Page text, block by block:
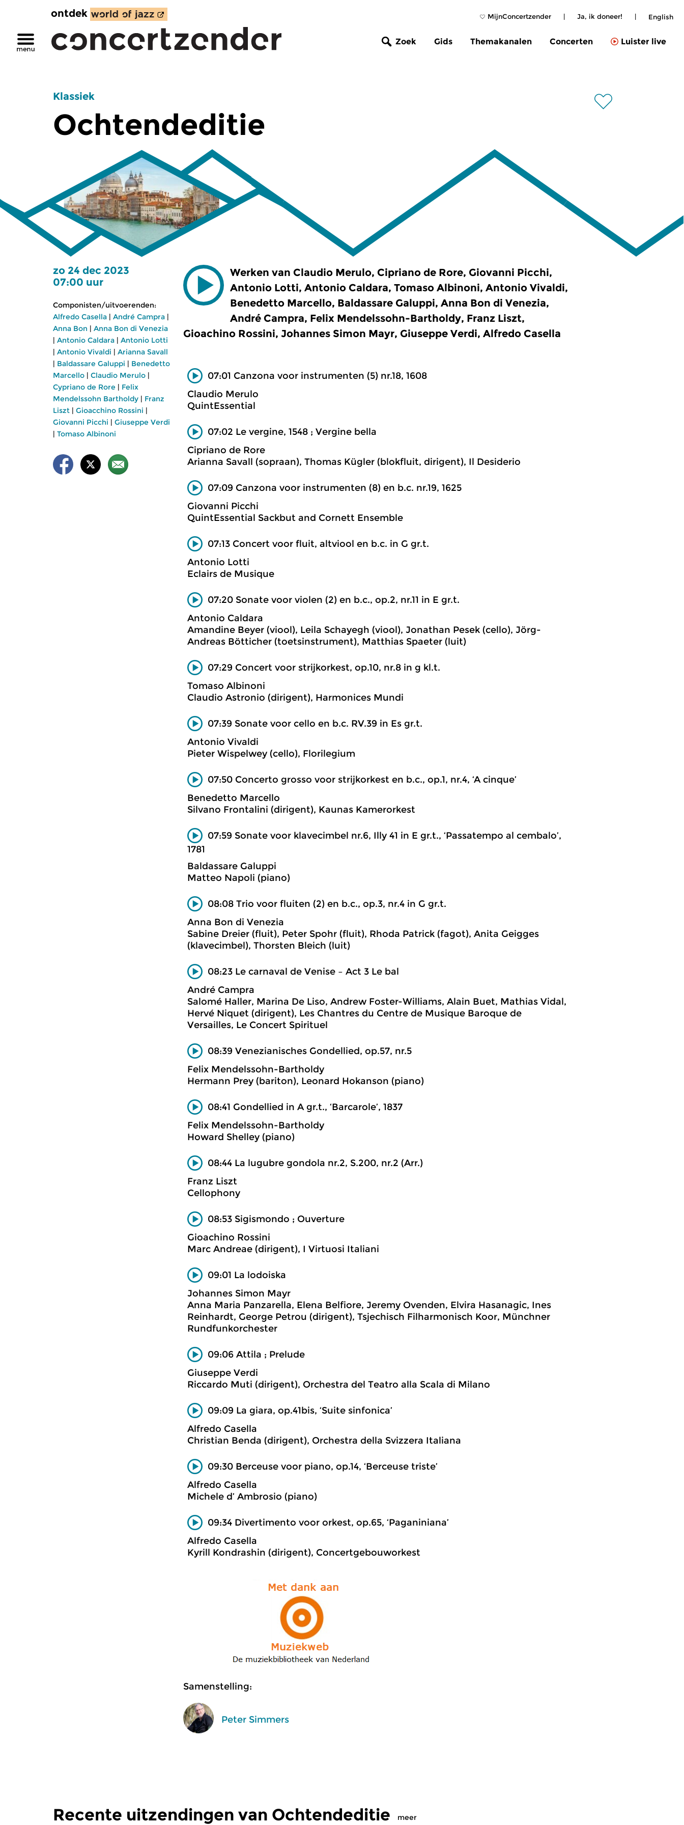
MijnConcertzender | Ja, ik doneer! | English
ontdek
Zoek Gids Themakanalen Concerten Luister live
Klassiek
Ochtendeditie
zo 24 dec 2023
07:00 uur
Componisten/uitvoerenden:
Alfredo Casella | André Campra |
Anna Bon | Anna Bon di Venezia
| Antonio Caldara | Antonio Lotti
| Antonio Vivaldi | Arianna Savall
| Baldassare Galuppi | Benedetto
Marcello | Claudio Merulo |
Cypriano de Rore | Felix
Mendelssohn Bartholdy | Franz
Liszt | Gioacchino Rossini |
Giovanni Picchi | Giuseppe Verdi
| Tomaso Albinoni
Werken van Claudio Merulo, Cipriano de Rore, Giovanni Picchi,
Antonio Lotti, Antonio Caldara, Tomaso Albinoni, Antonio Vivaldi,
Benedetto Marcello, Baldassare Galuppi, Anna Bon di Venezia,
André Campra, Felix Mendelssohn-Bartholdy, Franz Liszt,
Gioachino Rossini, Johannes Simon Mayr, Giuseppe Verdi, Alfredo Casella
07:01 Canzona voor instrumenten (5) nr.18, 1608
Claudio Merulo
QuintEssential
07:02 Le vergine, 1548 ; Vergine bella
Cipriano de Rore
Arianna Savall (sopraan), Thomas Kügler (blokfluit, dirigent), Il Desiderio
07:09 Canzona voor instrumenten (8) en b.c. nr.19, 1625
Giovanni Picchi
QuintEssential Sackbut and Cornett Ensemble
07:13 Concert voor fluit, altviool en b.c. in G gr.t.
Antonio Lotti
Eclairs de Musique
07:20 Sonate voor violen (2) en b.c., op.2, nr.11 in E gr.t.
Antonio Caldara
Amandine Beyer (viool), Leila Schayegh (viool), Jonathan Pesek (cello), Jörg-
Andreas Bötticher (toetsinstrument), Matthias Spaeter (luit)
07:29 Concert voor strijkorkest, op.10, nr.8 in g kl.t.
Tomaso Albinoni
Claudio Astronio (dirigent), Harmonices Mundi
07:39 Sonate voor cello en b.c. RV.39 in Es gr.t.
Antonio Vivaldi
Pieter Wispelwey (cello), Florilegium
07:50 Concerto grosso voor strijkorkest en b.c., op.1, nr.4, ‘A cinque’
Benedetto Marcello
Silvano Frontalini (dirigent), Kaunas Kamerorkest
07:59 Sonate voor klavecimbel nr.6, Illy 41 in E gr.t., ‘Passatempo al cembalo’,
1781
Baldassare Galuppi
Matteo Napoli (piano)
08:08 Trio voor fluiten (2) en b.c., op.3, nr.4 in G gr.t.
Anna Bon di Venezia
Sabine Dreier (fluit), Peter Spohr (fluit), Rhoda Patrick (fagot), Anita Geigges
(klavecimbel), Thorsten Bleich (luit)
08:23 Le carnaval de Venise – Act 3 Le bal
André Campra
Salomé Haller, Marina De Liso, Andrew Foster-Williams, Alain Buet, Mathias Vidal,
Hervé Niquet (dirigent), Les Chantres du Centre de Musique Baroque de
Versailles, Le Concert Spirituel
08:39 Venezianisches Gondellied, op.57, nr.5
Felix Mendelssohn-Bartholdy
Hermann Prey (bariton), Leonard Hokanson (piano)
08:41 Gondellied in A gr.t., ‘Barcarole’, 1837
Felix Mendelssohn-Bartholdy
Howard Shelley (piano)
08:44 La lugubre gondola nr.2, S.200, nr.2 (Arr.)
Franz Liszt
Cellophony
08:53 Sigismondo ; Ouverture
Gioachino Rossini
Marc Andreae (dirigent), I Virtuosi Italiani
09:01 La lodoiska
Johannes Simon Mayr
Anna Maria Panzarella, Elena Belfiore, Jeremy Ovenden, Elvira Hasanagic, Ines
Reinhardt, George Petrou (dirigent), Tsjechisch Filharmonisch Koor, Münchner
Rundfunkorchester
09:06 Attila ; Prelude
Giuseppe Verdi
Riccardo Muti (dirigent), Orchestra del Teatro alla Scala di Milano
09:09 La giara, op.41bis, ‘Suite sinfonica’
Alfredo Casella
Christian Benda (dirigent), Orchestra della Svizzera Italiana
09:30 Berceuse voor piano, op.14, ‘Berceuse triste’
Alfredo Casella
Michele d’ Ambrosio (piano)
09:34 Divertimento voor orkest, op.65, ‘Paganiniana’
Alfredo Casella
Kyrill Kondrashin (dirigent), Concertgebouworkest
Samenstelling:
Peter Simmers
Recente uitzendingen van Ochtendeditie meer